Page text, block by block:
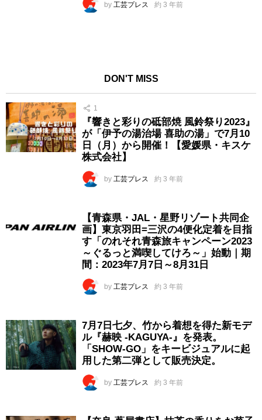
by 工芸プレス 約 3 年前
DON'T MISS
1
『響きと彩りの砥部焼 風鈴祭り2023』
が「伊予の湯治場 喜助の湯」で7月10
日（月）から開催！【愛媛県・キスケ
株式会社】
by 工芸プレス 約 3 年前
【青森県・JAL・星野リゾート共同企
画】東京羽田=三沢の4便化定着を目指
す「のれそれ青森旅キャンペーン2023
～ぐるっと満喫してけろ～」始動｜期
間：2023年7月7日～8月31日
by 工芸プレス 約 3 年前
7月7日七夕、竹から着想を得た新モデ
ル『赫映 -KAGUYA-』を発表。
「SHOW-GO」をキービジュアルに起
用した第二弾として販売決定。
by 工芸プレス 約 3 年前